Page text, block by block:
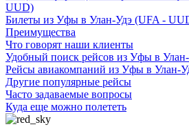
UUD)
Билеты из Уфы в Улан-Удэ (UFA -
Преимущества
Что говорят наши клиенты
Удобный поиск рейсов из Уфы в
Рейсы авиакомпаний из Уфы в Улан-
Другие популярные рейсы
Часто задаваемые вопросы
Куда еще можно полететь